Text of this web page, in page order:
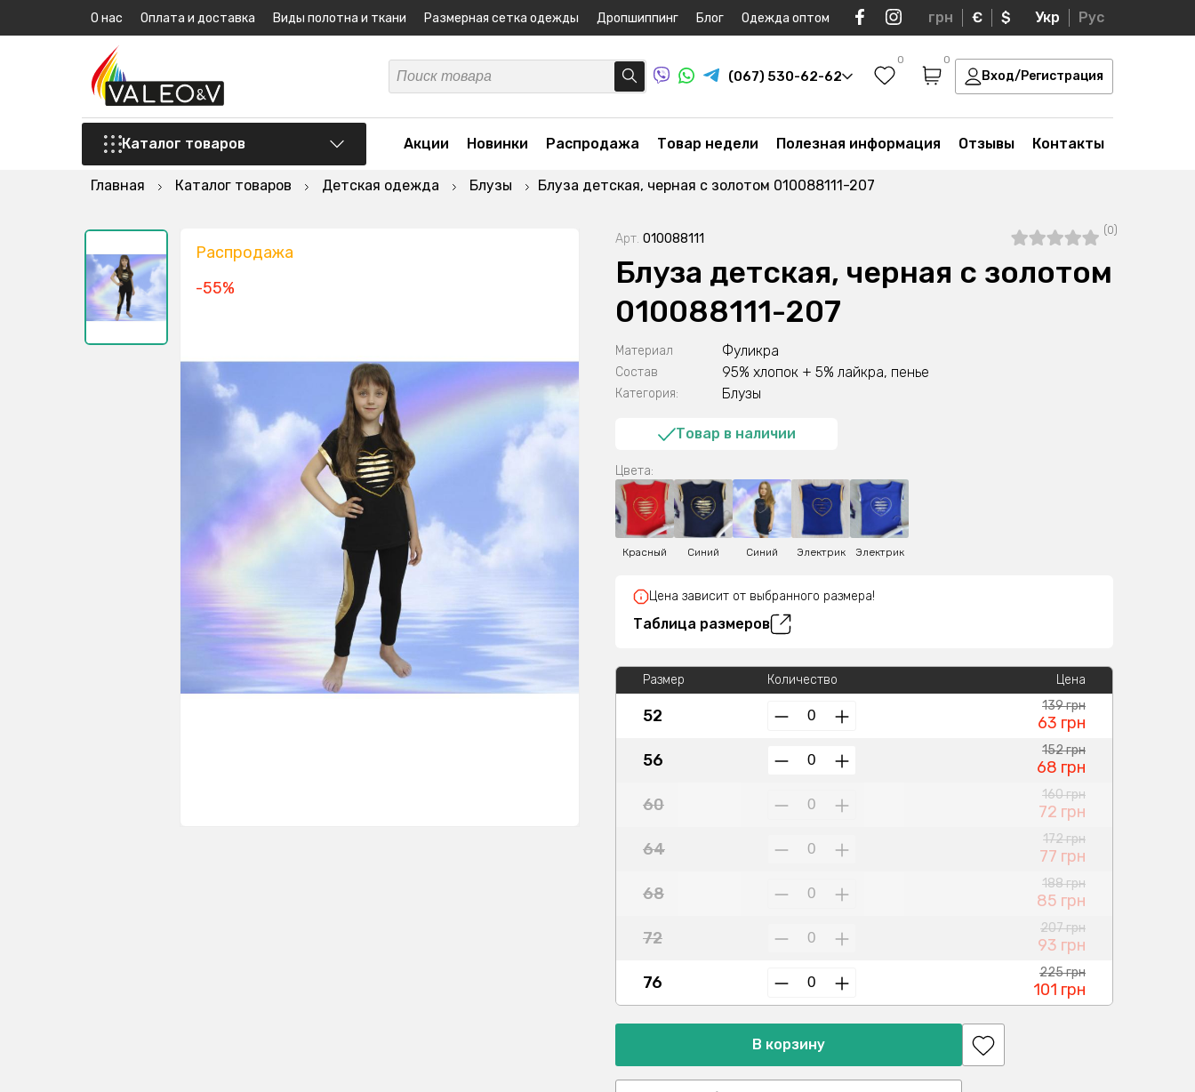
О нас Оплата и доставка Виды полотна и ткани Размерная сетка одежды Дропшиппинг Блог Одежда оптом грн € $ Укр Рус
(067) 530-62-62
0 0
Вход/Регистрация
Каталог товаров Акции Новинки Распродажа Товар недели Полезная информация Отзывы Контакты
Главная Каталог товаров Детская одежда Блузы Блуза детская, черная с золотом 010088111-207
Распродажа
-55%
Арт. 010088111
(0)
Блуза детская, черная с золотом
010088111-207
Материал Фуликра
Состав 95% хлопок + 5% лайкра, пенье
Категория: Блузы
Товар в наличии
Цвета:
Красный Синий Синий Электрик Электрик
Цена зависит от выбранного размера!
Таблица размеров
Размер
52
56
60
64
68
72
76
Количество
Цена
139 грн
63 грн
152 грн
68 грн
160 грн
72 грн
172 грн
77 грн
188 грн
85 грн
207 грн
93 грн
225 грн
101 грн
В корзину